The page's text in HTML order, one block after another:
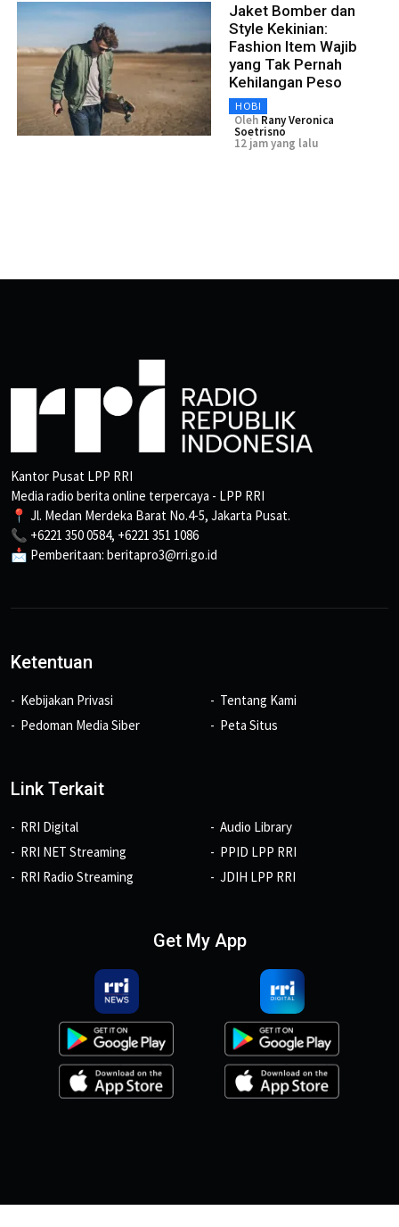
Jaket Bomber dan
Style Kekinian:
Fashion Item Wajib
yang Tak Pernah
Kehilangan Peso
HOBI
Oleh Rany Veronica
Soetrisno
12 jam yang lalu
Kantor Pusat LPP RRI
Media radio berita online terpercaya - LPP RRI
📍 Jl. Medan Merdeka Barat No.4-5, Jakarta Pusat.
📞 +6221 350 0584, +6221 351 1086
📩 Pemberitaan: beritapro3@rri.go.id
Ketentuan
Kebijakan Privasi
Pedoman Media Siber
Tentang Kami
Peta Situs
Link Terkait
RRI Digital
RRI NET Streaming
RRI Radio Streaming
Audio Library
PPID LPP RRI
JDIH LPP RRI
Get My App